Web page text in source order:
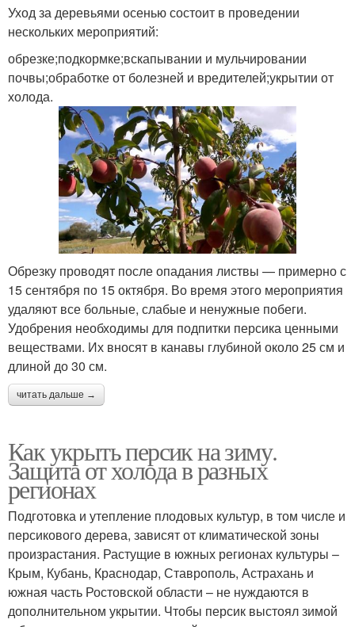
Уход за деревьями осенью состоит в проведении
нескольких мероприятий:
обрезке;подкормке;вскапывании и мульчировании
почвы;обработке от болезней и вредителей;укрытии от
холода.
Обрезку проводят после опадания листвы — примерно с
15 сентября по 15 октября. Во время этого мероприятия
удаляют все больные, слабые и ненужные побеги.
Удобрения необходимы для подпитки персика ценными
веществами. Их вносят в канавы глубиной около 25 см и
длиной до 30 см.
читать дальше →
Как укрыть персик на зиму.
Защита от холода в разных
регионах
Подготовка и утепление плодовых культур, в том числе и
персикового дерева, зависят от климатической зоны
произрастания. Растущие в южных регионах культуры –
Крым, Кубань, Краснодар, Ставрополь, Астрахань и
южная часть Ростовской области – не нуждаются в
дополнительном укрытии. Чтобы персик выстоял зимой